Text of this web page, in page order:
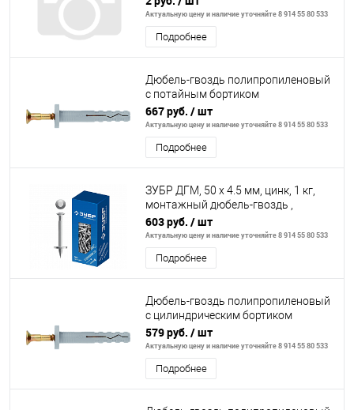
Актуальную цену и наличие уточняйте 8 914 55 80 533
Подробнее
Дюбель-гвоздь полипропиленовый
с потайным бортиком
6х60мм,200шт// СИБРТЕХ
667 руб. / шт
Актуальную цену и наличие уточняйте 8 914 55 80 533
Подробнее
ЗУБР ДГМ, 50 x 4.5 мм, цинк, 1 кг,
монтажный дюбель-гвоздь ,
Профессионал (3063-45-50-1)
603 руб. / шт
Актуальную цену и наличие уточняйте 8 914 55 80 533
Подробнее
Дюбель-гвоздь полипропиленовый
с цилиндрическим бортиком
6х40мм,200шт// СИБРТЕХ
579 руб. / шт
Актуальную цену и наличие уточняйте 8 914 55 80 533
Подробнее